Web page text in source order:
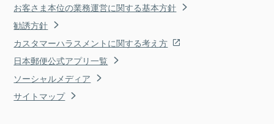
お客さま本位の業務運営に関する基本方針
勧誘方針
カスタマーハラスメントに関する考え方
日本郵便公式アプリ一覧
ソーシャルメディア
サイトマップ